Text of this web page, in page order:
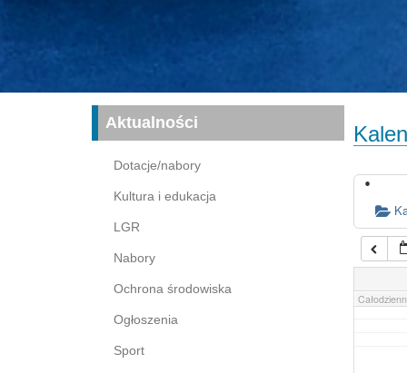
Aktualności
Dotacje/nabory
Kultura i edukacja
LGR
Nabory
Ochrona środowiska
Ogłoszenia
Sport
04:00
05:00
06:00
07:00